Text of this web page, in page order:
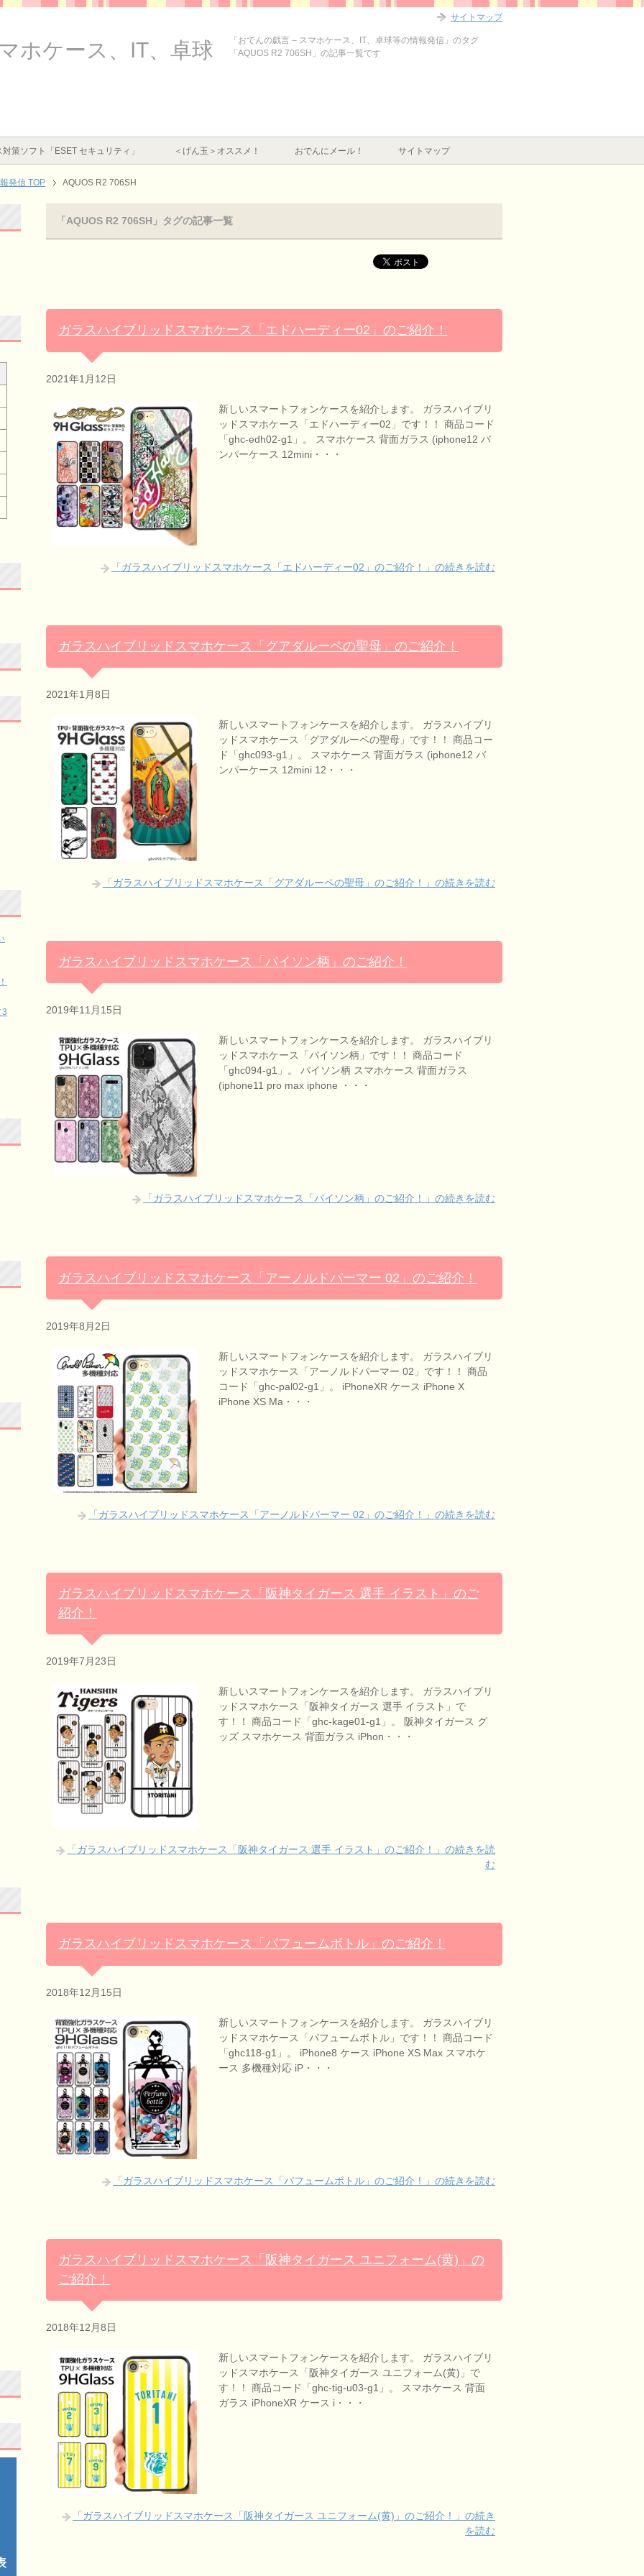
ホケース、IT、卓球
「おでんの戯言 – スマホケース、IT、卓球等の情報発信」のタグ
「AQUOS R2 706SH」の記事一覧です
策ソフト「ESET セキュリティ」 ＜げん玉＞オススメ！ おでんにメール！ サイトマップ
発信 TOP AQUOS R2 706SH
「AQUOS R2 706SH」タグの記事一覧
ガラスハイブリッドスマホケース「エドハーディー02」のご紹介！
2021年1月12日
新しいスマートフォンケースを紹介します。 ガラスハイブリ
ッドスマホケース「エドハーディー02」です！！ 商品コード
「ghc-edh02-g1」。 スマホケース 背面ガラス (iphone12 バ
ンパーケース 12mini・・・
「ガラスハイブリッドスマホケース「エドハーディー02」のご紹介！」の続きを読む
ガラスハイブリッドスマホケース「グアダルーペの聖母」のご紹介！
2021年1月8日
新しいスマートフォンケースを紹介します。 ガラスハイブリ
ッドスマホケース「グアダルーペの聖母」です！！ 商品コー
ド「ghc093-g1」。 スマホケース 背面ガラス (iphone12 バ
ンパーケース 12mini 12・・・
「ガラスハイブリッドスマホケース「グアダルーペの聖母」のご紹介！」の続きを読む
ガラスハイブリッドスマホケース「パイソン柄」のご紹介！
2019年11月15日
新しいスマートフォンケースを紹介します。 ガラスハイブリ
ッドスマホケース「パイソン柄」です！！ 商品コード
「ghc094-g1」。 パイソン柄 スマホケース 背面ガラス
(iphone11 pro max iphone ・・・
「ガラスハイブリッドスマホケース「パイソン柄」のご紹介！」の続きを読む
ガラスハイブリッドスマホケース「アーノルドパーマー 02」のご紹介！
2019年8月2日
新しいスマートフォンケースを紹介します。 ガラスハイブリ
ッドスマホケース「アーノルドパーマー 02」です！！ 商品
コード「ghc-pal02-g1」。 iPhoneXR ケース iPhone X
iPhone XS Ma・・・
「ガラスハイブリッドスマホケース「アーノルドパーマー 02」のご紹介！」の続きを読む
ガラスハイブリッドスマホケース「阪神タイガース 選手 イラスト」のご
紹介！
2019年7月23日
新しいスマートフォンケースを紹介します。 ガラスハイブリ
ッドスマホケース「阪神タイガース 選手 イラスト」で
す！！ 商品コード「ghc-kage01-g1」。 阪神タイガース グ
ッズ スマホケース 背面ガラス iPhon・・・
「ガラスハイブリッドスマホケース「阪神タイガース 選手 イラスト」のご紹介！」の続きを読
む
ガラスハイブリッドスマホケース「パフュームボトル」のご紹介！
2018年12月15日
新しいスマートフォンケースを紹介します。 ガラスハイブリ
ッドスマホケース「パフュームボトル」です！！ 商品コード
「ghc118-g1」。 iPhone8 ケース iPhone XS Max スマホケ
ース 多機種対応 iP・・・
「ガラスハイブリッドスマホケース「パフュームボトル」のご紹介！」の続きを読む
ガラスハイブリッドスマホケース「阪神タイガース ユニフォーム(黄)」の
ご紹介！
2018年12月8日
新しいスマートフォンケースを紹介します。 ガラスハイブリ
ッドスマホケース「阪神タイガース ユニフォーム(黄)」で
す！！ 商品コード「ghc-tig-u03-g1」。 スマホケース 背面
ガラス iPhoneXR ケース i・・・
「ガラスハイブリッドスマホケース「阪神タイガース ユニフォーム(黄)」のご紹介！」の続き
を読む
3
サイトマップ